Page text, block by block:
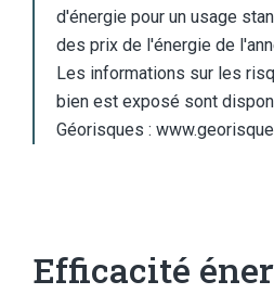
d'énergie pour un usage
des prix de l'énergie de
Les informations sur les
bien est exposé sont
Géorisques :
Efficacité